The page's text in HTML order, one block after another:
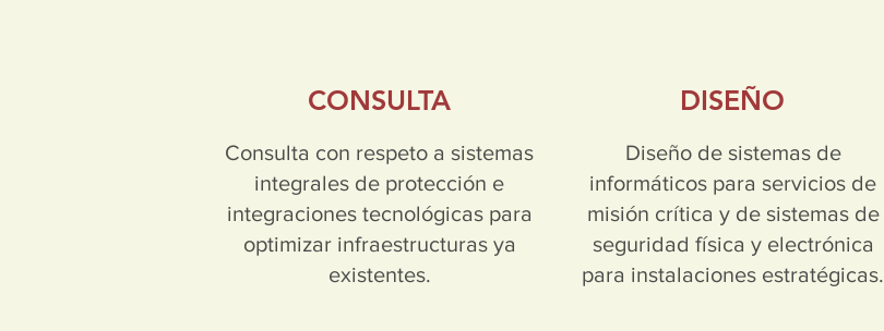
CONSULTA
Consulta con respeto a sistemas
integrales de protección e
integraciones tecnológicas para
optimizar infraestructuras ya
existentes.
DISEÑO
Diseño de sistemas de
informáticos para servicios de
misión crítica y de sistemas de
seguridad física y electrónica
para instalaciones estratégicas.